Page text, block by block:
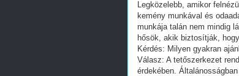
Legközelebb, amikor
kemény munkával és
munkája talán nem mindig
hősök, akik biztosítják,
Kérdés: Milyen gyakran
Válasz: A tetőszerkezet
érdekében.